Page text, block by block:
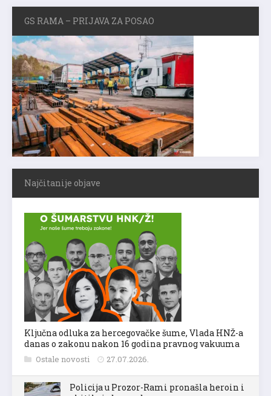
GS RAMA – PRIJAVA ZA POSAO
Najčitanije objave
Ključna odluka za hercegovačke šume, Vlada HNŽ-a
danas o zakonu nakon 16 godina pravnog vakuuma
Ostale novosti 27.07.2026.
Policija u Prozor-Rami pronašla heroin i